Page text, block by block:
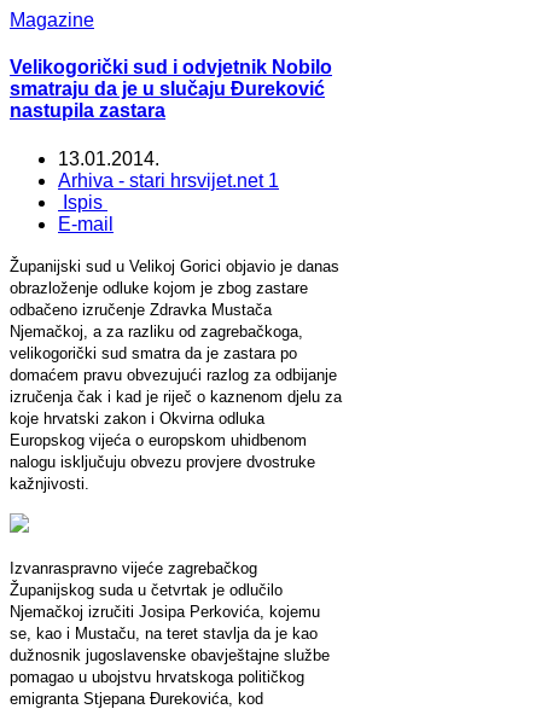
Magazine
Velikogorički sud i odvjetnik Nobilo
smatraju da je u slučaju Đureković
nastupila zastara
13.01.2014.
Arhiva - stari hrsvijet.net 1
Ispis
E-mail
Županijski sud u Velikoj Gorici objavio je danas
obrazloženje odluke kojom je zbog zastare
odbačeno izručenje Zdravka Mustača
Njemačkoj, a za razliku od zagrebačkoga,
velikogorički sud smatra da je zastara po
domaćem pravu obvezujući razlog za odbijanje
izručenja čak i kad je riječ o kaznenom djelu za
koje hrvatski zakon i Okvirna odluka
Europskog vijeća o europskom uhidbenom
nalogu isključuju obvezu provjere dvostruke
kažnjivosti.
Izvanraspravno vijeće zagrebačkog
Županijskog suda u četvrtak je odlučilo
Njemačkoj izručiti Josipa Perkovića, kojemu
se, kao i Mustaču, na teret stavlja da je kao
dužnosnik jugoslavenske obavještajne službe
pomagao u ubojstvu hrvatskoga političkog
emigranta Stjepana Đurekovića, kod